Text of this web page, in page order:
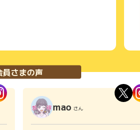
員さまの声
mao さん